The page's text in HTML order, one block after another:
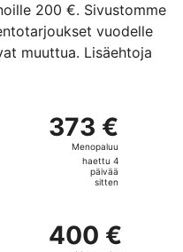
200 €. Sivustomme
vuodelle
muuttua. Lisäehtoja
373 €
Menopaluu,
haettu
373 €
Menopaluu
haettu 4
päivää
sitten
400 €
Menopaluu,
400 €